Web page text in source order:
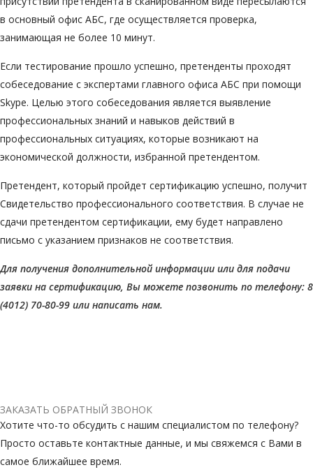
в основный офис АБС, где осуществляется проверка,
занимающая не более 10 минут.
Если тестирование прошло успешно, претенденты проходят
собеседование с экспертами главного офиса АБС при помощи
Skype. Целью этого собеседования является выявление
профессиональных знаний и навыков действий в
профессиональных ситуациях, которые возникают на
экономической должности, избранной претендентом.
Претендент, который пройдет сертификацию успешно, получит
Свидетельство профессионального соответствия. В случае не
сдачи претендентом сертификации, ему будет направлено
письмо с указанием признаков не соответствия.
Для получения дополнительной информации или для подачи
заявки на сертификацию, Вы можете позвонить по телефону: 8
(4012) 70-80-99 или написать нам.
ЗАКАЗАТЬ ОБРАТНЫЙ ЗВОНОК
Хотите что-то обсудить с нашим специалистом по телефону?
Просто оставьте контактные данные, и мы свяжемся с Вами в
самое ближайшее время.